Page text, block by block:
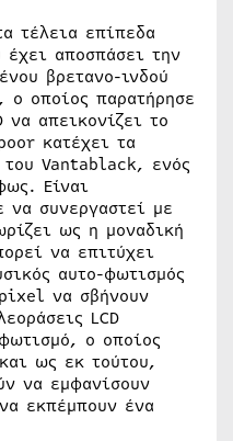
τέλεια επίπεδα
αποσπάσει την
βρετανο-ινδού
ο οποίος παρατήρησε
να απεικονίζει το
κατέχει τα
του Vantablack, ενός
Είναι
να συνεργαστεί με
ως η μοναδική
να επιτύχει
αυτο-φωτισμός
να σβήνουν
LCD
ο οποίος
ως εκ τούτου,
να εμφανίσουν
εκπέμπουν ένα